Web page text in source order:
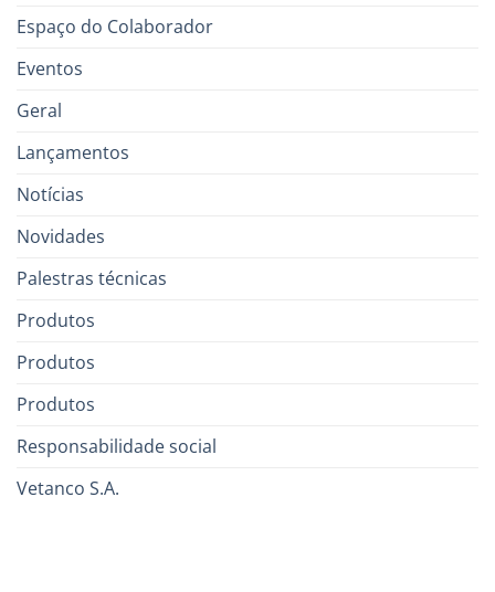
Espaço do Colaborador
Eventos
Geral
Lançamentos
Notícias
Novidades
Palestras técnicas
Produtos
Produtos
Produtos
Responsabilidade social
Vetanco S.A.